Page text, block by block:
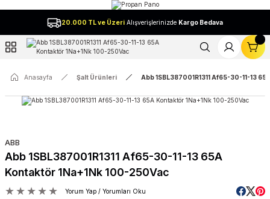
20.000 TL ve Üzeri Alışverişlerinizde Kargo Bedava
Anasayfa Şalt Ürünleri Abb 1SBL387001R1311 Af65-30-11-13
ABB
Abb 1SBL387001R1311 Af65-30-11-13 65A
Kontaktör 1Na+1Nk 100-250Vac
Yorum Yap / Yorumları Oku